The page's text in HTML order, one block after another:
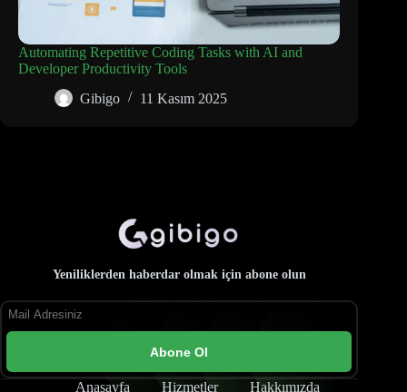
Automating Repetitive Coding Tasks with AI and
Developer Productivity Tools
Gibigo
11 Kasım 2025
Yeniliklerden haberdar olmak için abone olun
Abone Ol
Anasayfa Hizmetler Hakkımızda